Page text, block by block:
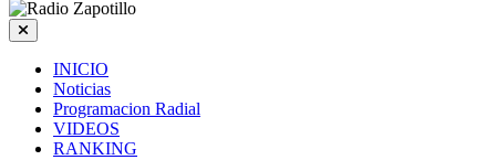
INICIO
Noticias
Programacion Radial
VIDEOS
RANKING